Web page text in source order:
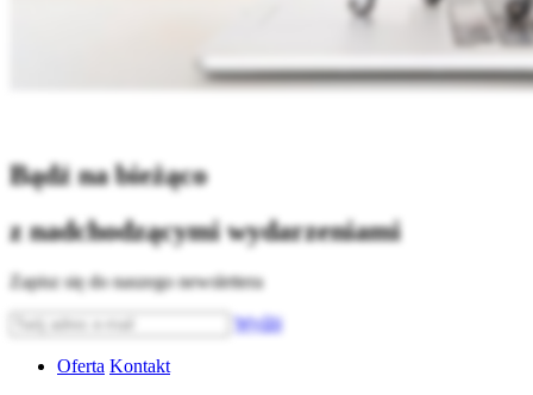
Bądź na bieżąco
z nadchodzącymi wydarzeniami
Zapisz się do naszego newslettera
Wyślij
Oferta Kontakt